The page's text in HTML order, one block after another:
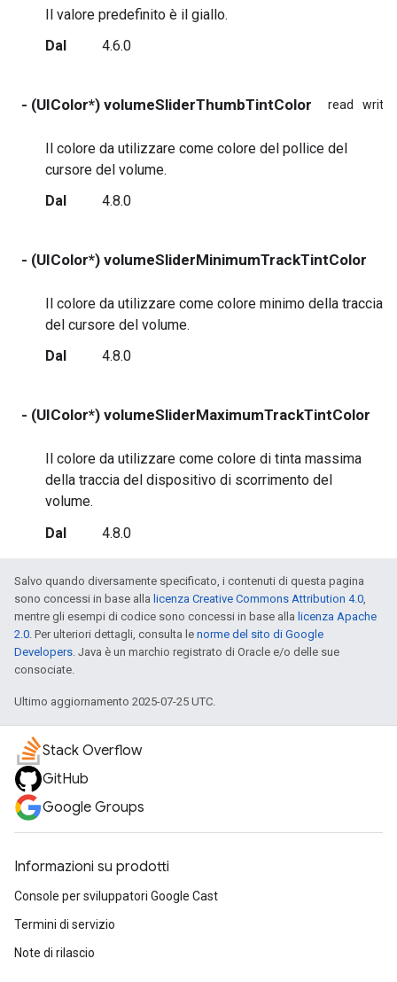
Il valore predefinito è il giallo.
Dal
4.6.0
- (UIColor*) volumeSliderThumbTintColor read write
Il colore da utilizzare come colore del pollice del
cursore del volume.
Dal
4.8.0
- (UIColor*) volumeSliderMinimumTrackTintColor
Il colore da utilizzare come colore minimo della traccia
del cursore del volume.
Dal
4.8.0
- (UIColor*) volumeSliderMaximumTrackTintColor
Il colore da utilizzare come colore di tinta massima
della traccia del dispositivo di scorrimento del
volume.
Dal
4.8.0
Salvo quando diversamente specificato, i contenuti di questa pagina
sono concessi in base alla licenza Creative Commons Attribution 4.0
mentre gli esempi di codice sono concessi in base alla licenza Apache
2.0 . Per ulteriori dettagli, consulta le norme del sito di Google
Developers . Java è un marchio registrato di Oracle e/o delle sue
consociate.
Ultimo aggiornamento 2025-07-25 UTC.
Stack Overflow
GitHub
Google Groups
Informazioni su prodotti
Console per sviluppatori Google Cast
Termini di servizio
Note di rilascio